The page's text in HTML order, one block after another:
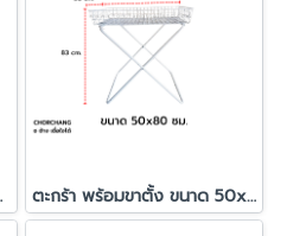
28 cm. ตะกร้า พร้อมขาตั้ง ขนาด 50x80 ซม.